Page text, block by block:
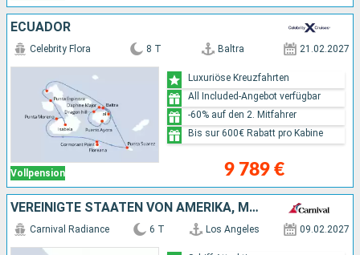
ECUADOR
Vollpension
Celebrity Flora 8 T Baltra 21.02.2027
9 789 €
Luxuriöse Kreuzfahrten
All Included-Angebot verfügbar
-60% auf den 2. Mitfahrer
Bis sur 600€ Rabatt pro Kabine
VEREINIGTE STAATEN VON AMERIKA, MEXIKO
Carnival Radiance 6 T Los Angeles 09.02.2027